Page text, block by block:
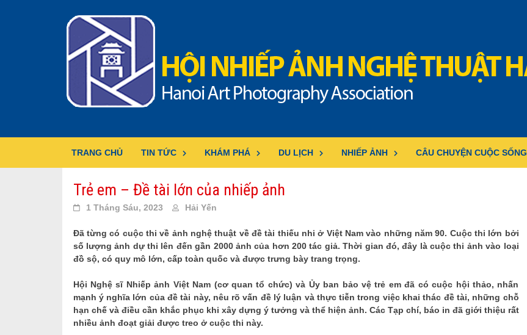
TRANG CHỦ TIN TỨC KHÁM PHÁ DU LỊCH NHIẾP ẢNH CÂU CHUYỆN CUỘC SỐNG
Trẻ em – Đề tài lớn của nhiếp ảnh
1 Tháng Sáu, 2023 Hải Yến
Đã từng có cuộc thi về ảnh nghệ thuật về đề tài thiếu nhi ở Việt Nam vào những năm 90. Cuộc thi lớn bởi
số lượng ảnh dự thi lên đến gần 2000 ảnh của hơn 200 tác giả. Thời gian đó, đây là cuộc thi ảnh vào loại
đồ sộ, có quy mô lớn, cấp toàn quốc và được trưng bày trang trọng.
Hội Nghệ sĩ Nhiếp ảnh Việt Nam (cơ quan tổ chức) và Ủy ban bảo vệ trẻ em đã có cuộc hội thảo, nhấn
mạnh ý nghĩa lớn của đề tài này, nêu rõ vấn đề lý luận và thực tiễn trong việc khai thác đề tài, những chỗ
hạn chế và điều cần khắc phục khi xây dựng ý tưởng và thể hiện ảnh. Các Tạp chí, báo in đã giới thiệu rất
nhiều ảnh đoạt giải được treo ở cuộc thi này.